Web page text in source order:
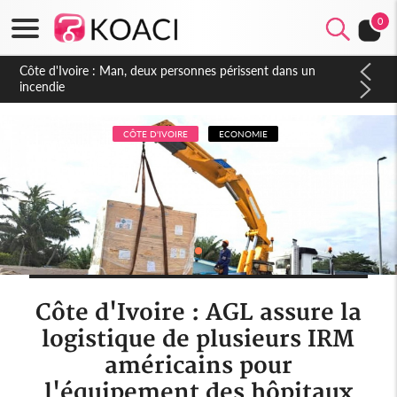
0
Côte d'Ivoire : Séileu, la célébration de la fête nationale
transformée en vaste campagne contre les produits
dépigmentants dangereux
CÔTE D'IVOIRE ECONOMIE
Côte d'Ivoire : AGL assure la
logistique de plusieurs IRM
américains pour